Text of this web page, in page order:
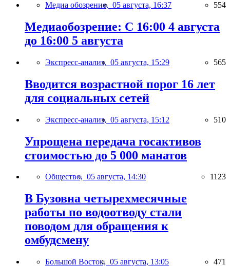
Медиа обозрение, 05 августа, 16:37 554
Медиаобозрение: С 16:00 4 августа
до 16:00 5 августа
Экспресс-анализ, 05 августа, 15:29 565
Вводится возрастной порог 16 лет
для социальных сетей
Экспресс-анализ, 05 августа, 15:12 510
Упрощена передача госактивов
стоимостью до 5 000 манатов
Общество, 05 августа, 14:30 1123
В Бузовна четырехмесячные
работы по водоотводу стали
поводом для обращения к
омбудсмену
Большой Восток, 05 августа, 13:05 471